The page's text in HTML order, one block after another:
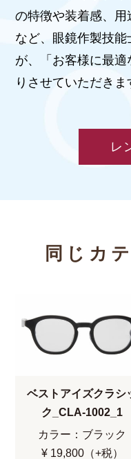
の特徴や装着感、
など、眼鏡作製技
が、「お客様に最
りさせていただきま
レ
同じカ
ベストアイズクラシ
ク_CLA-1002_1
カラー：ブラック
¥ 19,800（+税）